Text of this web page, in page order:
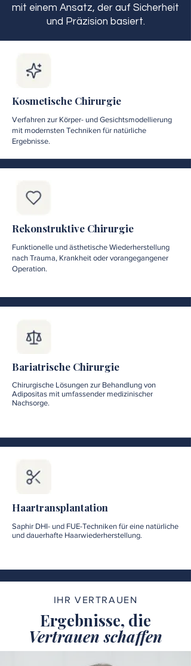
mit einem Ansatz, der auf Sicherheit
und Präzision basiert.
Kosmetische Chirurgie
Verfahren zur Körper- und Gesichtsmodellierung
mit modernsten Techniken für natürliche
Ergebnisse.
Rekonstruktive Chirurgie
Funktionelle und ästhetische Wiederherstellung
nach Trauma, Krankheit oder vorangegangener
Operation.
Bariatrische Chirurgie
Chirurgische Lösungen zur Behandlung von
Adipositas mit umfassender medizinischer
Nachsorge.
Haartransplantation
Saphir DHI- und FUE-Techniken für eine natürliche
und dauerhafte Haarwiederherstellung.
IHR VERTRAUEN
Ergebnisse, die
Vertrauen schaffen